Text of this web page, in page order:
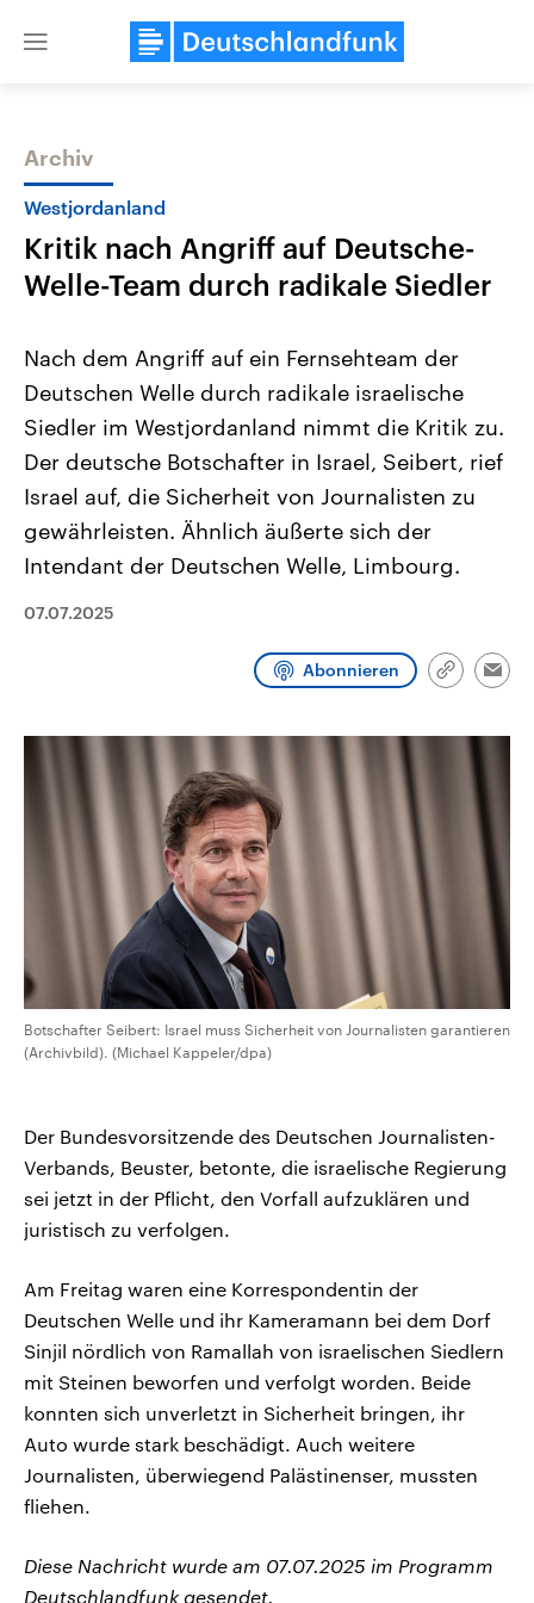
Close
Themen
Landtagswahl Sachsen-Anhalt
2026
Alle Informationen
Sachsen-Anhalt wählt am 6.
September 2026 einen neuen
Landtag. Seit 2021 wird das
Bundesland von einer Koalition aus
CDU, SPD und FDP regiert.-
Umfragen, Prognosen,
und Hintergründe zu den Parteien
und Kandidaten der anstehenden
USA
Aktuelle Beiträge,
Hintergründe
Wirtschaftlich und
gehören die Vereinigten
den mächtigsten Ländern
mit großem Einfluss auf
Sendungen
Archiv
Westjordanland
Kritik nach Angriff auf Deutsche-
Welle-Team durch radikale Siedler
Nach dem Angriff auf ein Fernsehteam der
Deutschen Welle durch radikale israelische
Siedler im Westjordanland nimmt die Kritik zu.
Der deutsche Botschafter in Israel, Seibert, rief
Israel auf, die Sicherheit von Journalisten zu
gewährleisten. Ähnlich äußerte sich der
Intendant der Deutschen Welle, Limbourg.
07.07.2025
Abonnieren
Link
Botschafter Seibert: Israel muss Sicherheit von Journalisten garantieren
(Archivbild). (Michael Kappeler/dpa)
Der Bundesvorsitzende des Deutschen Journalisten-
Verbands, Beuster, betonte, die israelische Regierung
sei jetzt in der Pflicht, den Vorfall aufzuklären und
juristisch zu verfolgen.
Am Freitag waren eine Korrespondentin der
Deutschen Welle und ihr Kameramann bei dem Dorf
Sinjil nördlich von Ramallah von israelischen Siedlern
mit Steinen beworfen und verfolgt worden. Beide
konnten sich unverletzt in Sicherheit bringen, ihr
Auto wurde stark beschädigt. Auch weitere
Journalisten, überwiegend Palästinenser, mussten
fliehen.
Diese Nachricht wurde am 07.07.2025 im Programm
Deutschlandfunk gesendet.